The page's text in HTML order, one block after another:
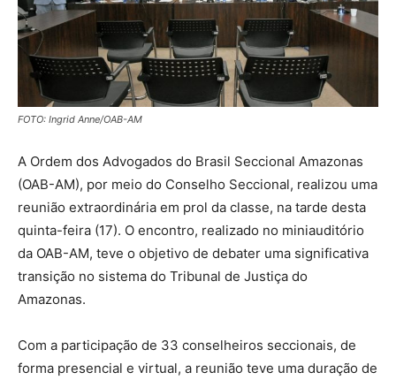
FOTO: Ingrid Anne/OAB-AM
A Ordem dos Advogados do Brasil Seccional Amazonas
(OAB-AM), por meio do Conselho Seccional, realizou uma
reunião extraordinária em prol da classe, na tarde desta
quinta-feira (17). O encontro, realizado no miniauditório
da OAB-AM, teve o objetivo de debater uma significativa
transição no sistema do Tribunal de Justiça do
Amazonas.
Com a participação de 33 conselheiros seccionais, de
forma presencial e virtual, a reunião teve uma duração de